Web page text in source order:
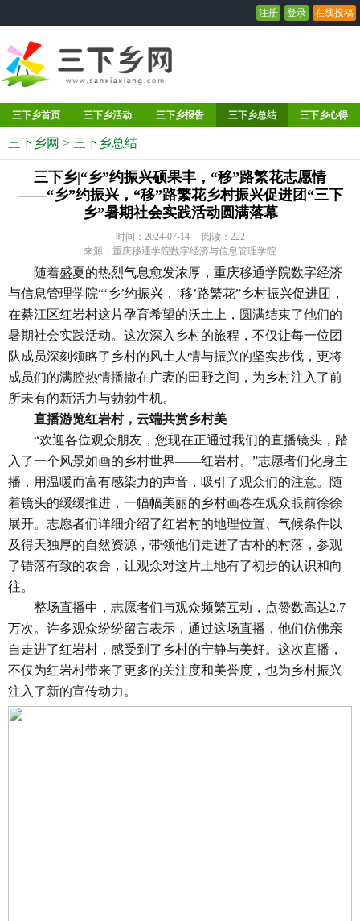
注册 登录 在线投稿
三下乡首页 三下乡活动 三下乡报告 三下乡总结 三下乡心得
三下乡网 > 三下乡总结
三下乡|“乡”约振兴硕果丰，“移”路繁花志愿情
——“乡”约振兴，“移”路繁花乡村振兴促进团“三下
乡”暑期社会实践活动圆满落幕
时间：2024-07-14 阅读： 222
来源：重庆移通学院数字经济与信息管理学院
随着盛夏的热烈气息愈发浓厚，重庆移通学院数字经济
与信息管理学院“‘乡’约振兴，‘移’路繁花”乡村振兴促进团，
在綦江区红岩村这片孕育希望的沃土上，圆满结束了他们的
暑期社会实践活动。这次深入乡村的旅程，不仅让每一位团
队成员深刻领略了乡村的风土人情与振兴的坚实步伐，更将
成员们的满腔热情播撒在广袤的田野之间，为乡村注入了前
所未有的新活力与勃勃生机。
直播游览红岩村，云端共赏乡村美
“欢迎各位观众朋友，您现在正通过我们的直播镜头，踏
入了一个风景如画的乡村世界——红岩村。”志愿者们化身主
播，用温暖而富有感染力的声音，吸引了观众们的注意。随
着镜头的缓缓推进，一幅幅美丽的乡村画卷在观众眼前徐徐
展开。志愿者们详细介绍了红岩村的地理位置、气候条件以
及得天独厚的自然资源，带领他们走进了古朴的村落，参观
了错落有致的农舍，让观众对这片土地有了初步的认识和向
往。
整场直播中，志愿者们与观众频繁互动，点赞数高达2.7
万次。许多观众纷纷留言表示，通过这场直播，他们仿佛亲
自走进了红岩村，感受到了乡村的宁静与美好。这次直播，
不仅为红岩村带来了更多的关注度和美誉度，也为乡村振兴
注入了新的宣传动力。